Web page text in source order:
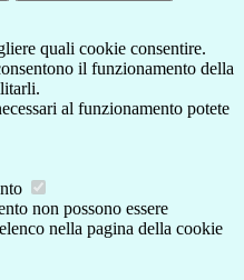
quali cookie consentire.
il funzionamento della
al funzionamento potete
non possono essere
nella pagina della cookie